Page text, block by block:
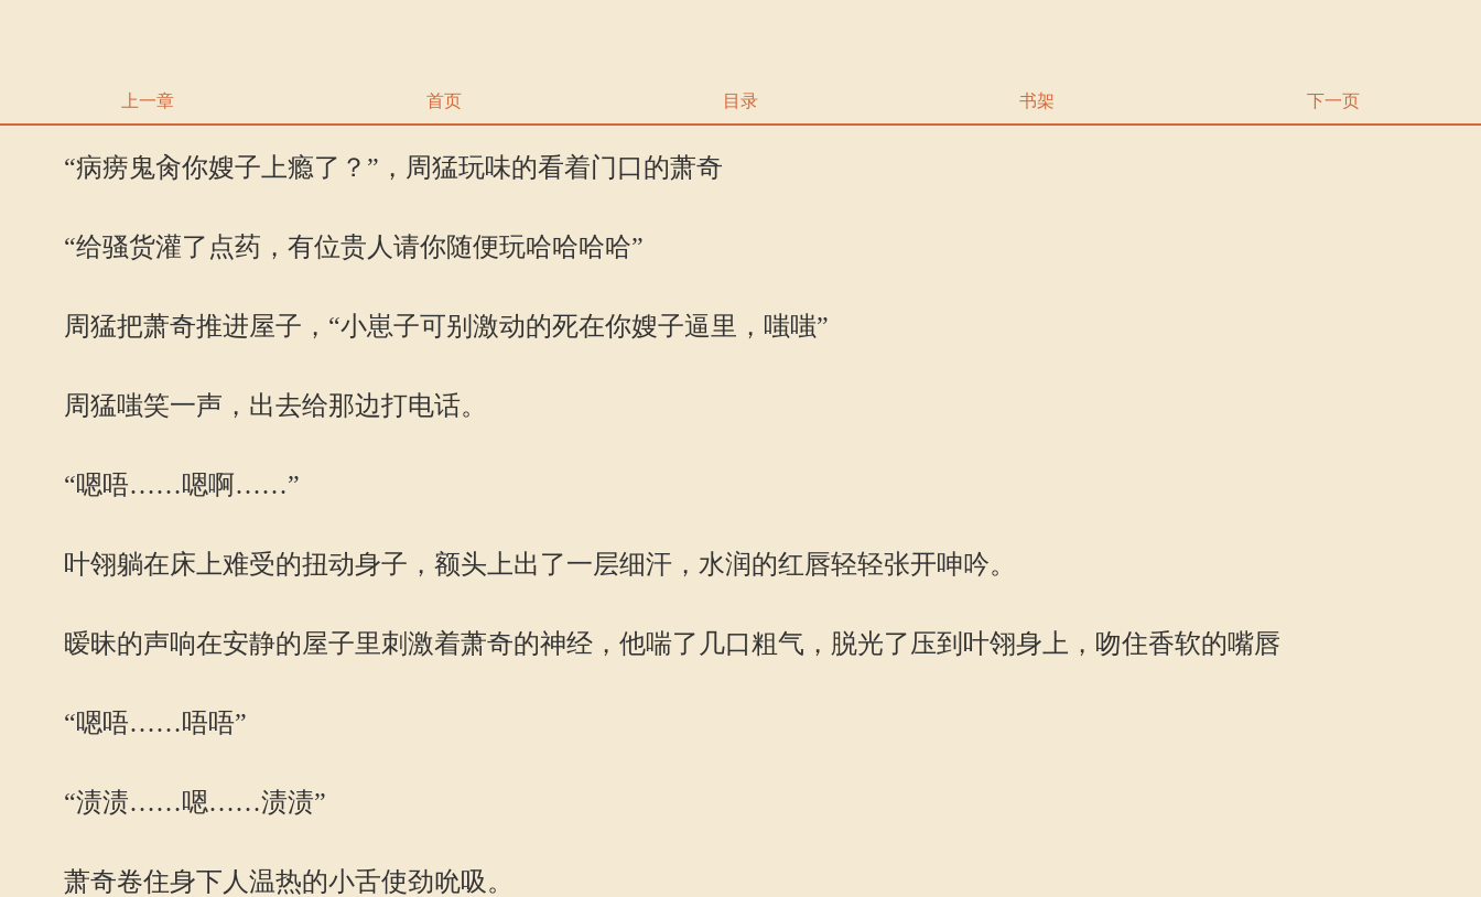
上一章 首页 目录 书架 下一页
“病痨鬼肏你嫂子上瘾了？”，周猛玩味的看着门口的萧奇
“给骚货灌了点药，有位贵人请你随便玩哈哈哈哈”
周猛把萧奇推进屋子，“小崽子可别激动的死在你嫂子逼里，嗤嗤”
周猛嗤笑一声，出去给那边打电话。
“嗯唔……嗯啊……”
叶翎躺在床上难受的扭动身子，额头上出了一层细汗，水润的红唇轻轻张开呻吟。
暧昧的声响在安静的屋子里刺激着萧奇的神经，他喘了几口粗气，脱光了压到叶翎身上，吻住香软的嘴唇
“嗯唔……唔唔”
“渍渍……嗯……渍渍”
萧奇卷住身下人温热的小舌使劲吮吸。